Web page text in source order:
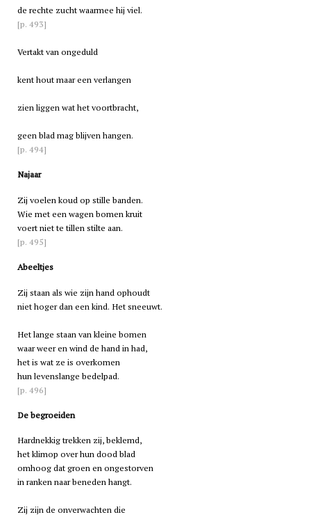
de rechte zucht waarmee hij viel.
[p. 493]
Vertakt van ongeduld
kent hout maar een verlangen
zien liggen wat het voortbracht,
geen blad mag blijven hangen.
[p. 494]
Najaar
Zij voelen koud op stille banden.
Wie met een wagen bomen kruit
voert niet te tillen stilte aan.
[p. 495]
Abeeltjes
Zij staan als wie zijn hand ophoudt
niet hoger dan een kind. Het sneeuwt.
Het lange staan van kleine bomen
waar weer en wind de hand in had,
het is wat ze is overkomen
hun levenslange bedelpad.
[p. 496]
De begroeiden
Hardnekkig trekken zij, beklemd,
het klimop over hun dood blad
omhoog dat groen en ongestorven
in ranken naar beneden hangt.
Zij zijn de onverwachten die